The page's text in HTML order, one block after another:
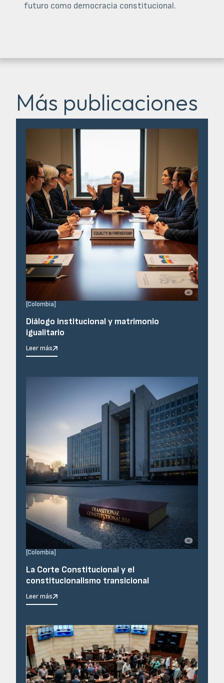
futuro como democracia constitucional.
Más publicaciones
[Colombia]
Diálogo institucional y matrimonio
igualitario
Leer más
[Colombia]
La Corte Constitucional y el
constitucionalismo transicional
Leer más